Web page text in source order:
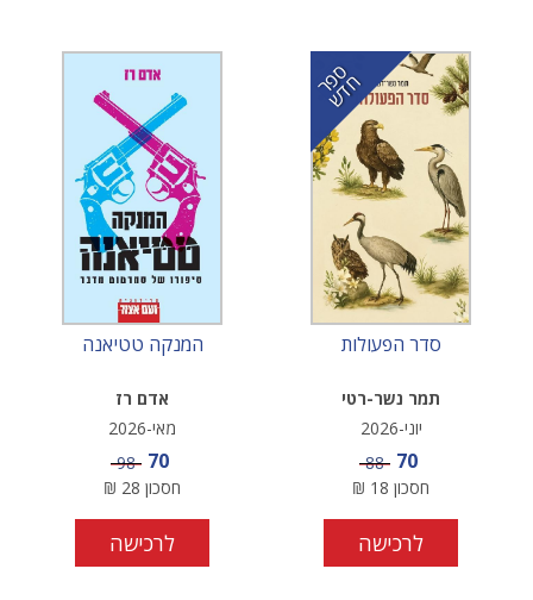
ס
פ
ר
ח
ד
ש
סדר הפעולות
תמר נשר-רטי
יוני-2026
מחיר מבצע
70 מחיר
88
חסכון 18
₪
לרכישה
המנקה טטיאנה
אדם רז
מאי-2026
מחיר מבצע
70 מחיר
98
חסכון 28
₪
לרכישה